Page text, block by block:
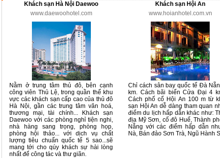
Khách sạn Hà Nội Daewoo
www.daewoohotel.com
Nằm ở trung tâm thủ đô, bên cạnh
công viên Thủ Lệ, trong quần thể khu
vực các khách sạn cấp cao của thủ đô
Hà Nội, gần các trung tâm văn hoá,
thương mại, tài chính... Khách sạn
Daewoo với các phòng nghỉ tiện nghi,
nhà hàng sang trọng, phòng họp,
phòng hội thảo... với dịch vụ chất
lượng tiêu chuẩn quốc tế 5 sao...sẽ
mang tới cho qúy khách sự hài lòng
nhất để công tác và thư giãn.
Khách sạn Hội An
www.hoianhotel.com.vn
Chỉ cách sân bay quốc tế Đà
km. Cách bãi biển Cửa Đại 4
Cách phố cổ Hội An 100 m từ
sạn Hội An dễ dàng tham quan
điểm du lịch hấp dẫn khác như:
địa Mỹ Sơn, cố đô Huế, Thành
Nẵng với các điểm hấp dẫn
Nà, Bán đảo Sơn Trà, Ngũ Hành